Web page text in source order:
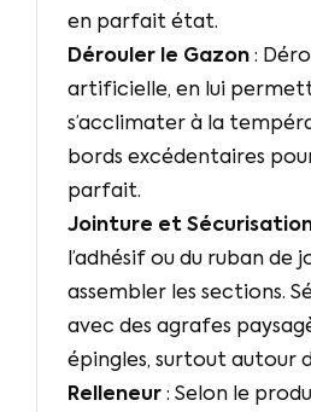
en parfait état.
Dérouler le Gazon :
artificielle, en lui
s’acclimater à la
bords excédentaires
parfait.
Jointure et
l’adhésif ou du ruban de
assembler les sections.
avec des agrafes
épingles, surtout autour
Relleneur : Selon le